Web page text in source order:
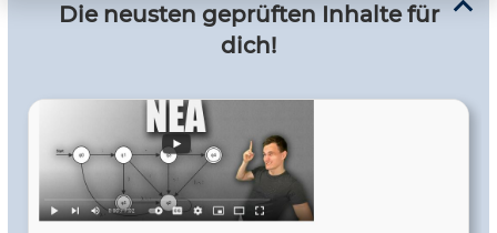
Die neusten geprüften Inhalte für
dich!